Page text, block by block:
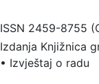
ISSN 2459-8755
Izdanja Knjižnica
• Izvještaj o radu